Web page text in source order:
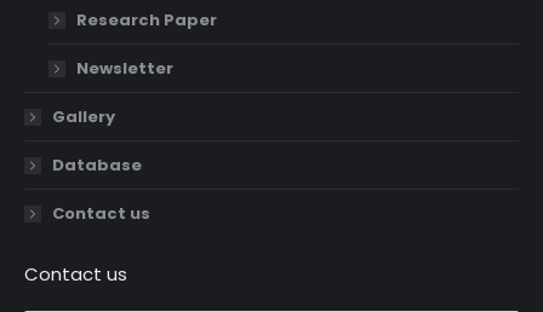
Research Paper
Newsletter
Gallery
Database
Contact us
Contact us